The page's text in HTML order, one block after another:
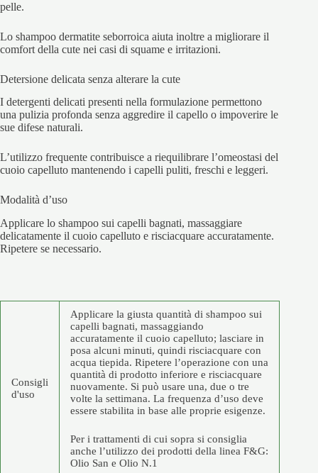
pelle.
Lo shampoo dermatite seborroica aiuta inoltre a migliorare il
comfort della cute nei casi di squame e irritazioni.
Detersione delicata senza alterare la cute
I detergenti delicati presenti nella formulazione permettono
una pulizia profonda senza aggredire il capello o impoverire le
sue difese naturali.
L’utilizzo frequente contribuisce a riequilibrare l’omeostasi del
cuoio capelluto mantenendo i capelli puliti, freschi e leggeri.
Modalità d’uso
Applicare lo shampoo sui capelli bagnati, massaggiare
delicatamente il cuoio capelluto e risciacquare accuratamente.
Ripetere se necessario.
Consigli
d'uso
Applicare la giusta quantità di shampoo sui
capelli bagnati, massaggiando
accuratamente il cuoio capelluto; lasciare in
posa alcuni minuti, quindi risciacquare con
acqua tiepida. Ripetere l’operazione con una
quantità di prodotto inferiore e risciacquare
nuovamente. Si può usare una, due o tre
volte la settimana. La frequenza d’uso deve
essere stabilita in base alle proprie esigenze.
Per i trattamenti di cui sopra si consiglia
anche l’utilizzo dei prodotti della linea F&G:
Olio San e Olio N.1